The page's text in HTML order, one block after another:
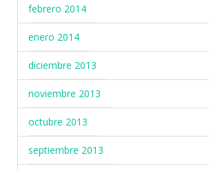
febrero 2014
enero 2014
diciembre 2013
noviembre 2013
octubre 2013
septiembre 2013